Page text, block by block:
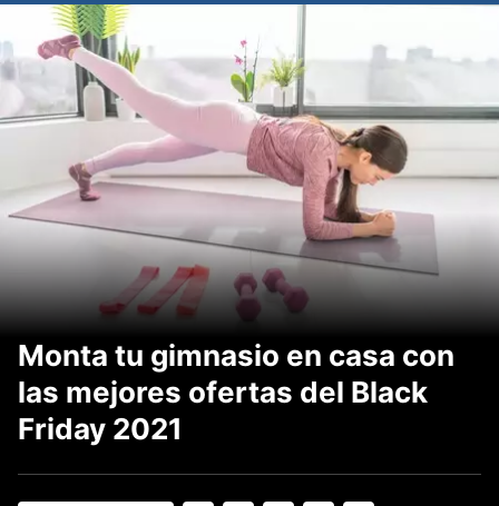
Monta tu gimnasio en casa con
las mejores ofertas del Black
Friday 2021